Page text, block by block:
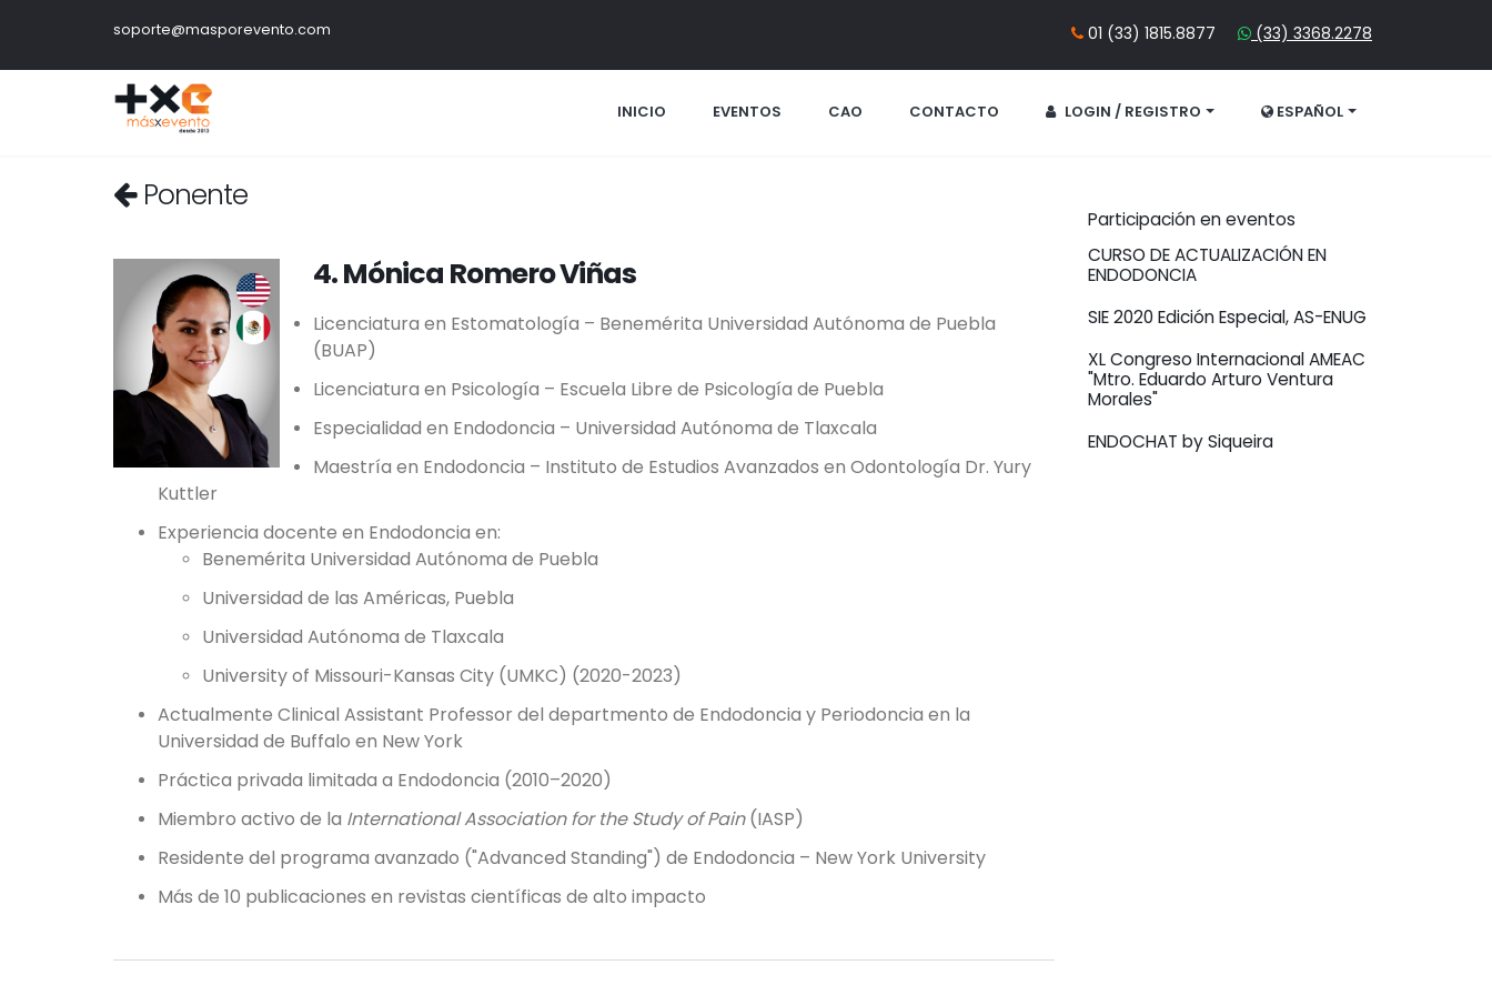
soporte@masporevento.com 01 (33) 1815.8877 (33) 3368.2278
INICIO EVENTOS CAO CONTACTO LOGIN / REGISTRO ESPAÑOL
Ponente
4. Mónica Romero Viñas
Licenciatura en Estomatología – Benemérita Universidad Autónoma de Puebla
(BUAP)
Licenciatura en Psicología – Escuela Libre de Psicología de Puebla
Especialidad en Endodoncia – Universidad Autónoma de Tlaxcala
Maestría en Endodoncia – Instituto de Estudios Avanzados en Odontología Dr. Yury
Kuttler
Experiencia docente en Endodoncia en:
Benemérita Universidad Autónoma de Puebla
Universidad de las Américas, Puebla
Universidad Autónoma de Tlaxcala
University of Missouri-Kansas City (UMKC) (2020-2023)
Actualmente Clinical Assistant Professor del departmento de Endodoncia y Periodoncia en la
Universidad de Buffalo en New York
Práctica privada limitada a Endodoncia (2010–2020)
Miembro activo de la International Association for the Study of Pain(IASP)
Residente del programa avanzado ("Advanced Standing") de Endodoncia – New York University
Más de 10 publicaciones en revistas científicas de alto impacto
Participación en eventos
CURSO DE ACTUALIZACIÓN EN
ENDODONCIA
SIE 2020 Edición Especial, AS-ENUG
XL Congreso Internacional AMEAC
"Mtro. Eduardo Arturo Ventura
Morales"
ENDOCHAT by Siqueira